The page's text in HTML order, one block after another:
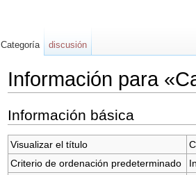
Información para
Información básica
Visualizar el título
Criterio de ordenación predeterminado
Categoría discusión